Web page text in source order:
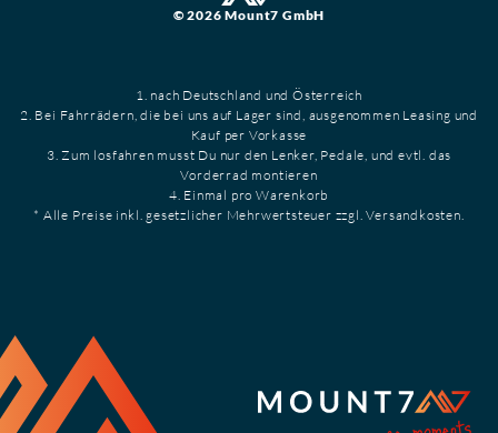
© 2026 Mount7 GmbH
1. nach Deutschland und Österreich
2. Bei Fahrrädern, die bei uns auf Lager sind, ausgenommen Leasing und
Kauf per Vorkasse
3. Zum losfahren musst Du nur den Lenker, Pedale, und evtl. das
Vorderrad montieren
4. Einmal pro Warenkorb
* Alle Preise inkl. gesetzlicher Mehrwertsteuer zzgl. Versandkosten.